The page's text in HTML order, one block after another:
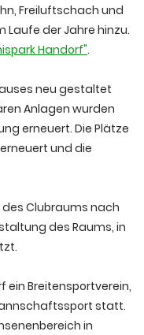
Freiluftschach und
Laufe der Jahre hinzu.
Handorf".
neu gestaltet
Anlagen wurden
erneuert. Die Plätze
und die
des Clubraums nach
des Raums, in
ein Breitensportverein,
statt.
in